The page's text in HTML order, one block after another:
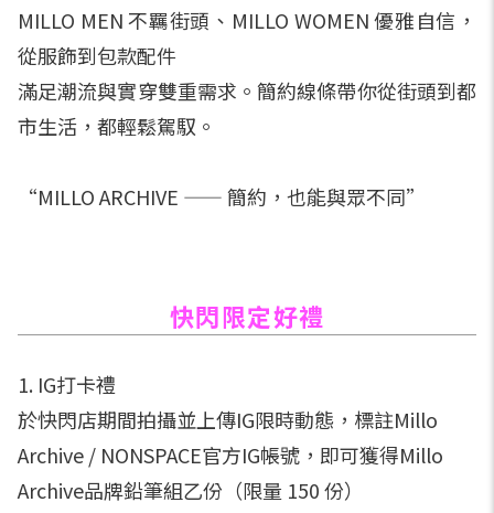
MILLO MEN 不羈街頭、MILLO WOMEN 優雅自信，
從服飾到包款配件
滿足潮流與實穿雙重需求。簡約線條帶你從街頭到都
市生活，都輕鬆駕馭。
“MILLO ARCHIVE —— 簡約，也能與眾不同”
快閃限定好禮
1. IG打卡禮
於快閃店期間拍攝並上傳IG限時動態，標註Millo
Archive / NONSPACE官方IG帳號，即可獲得Millo
Archive品牌鉛筆組乙份（限量 150 份）